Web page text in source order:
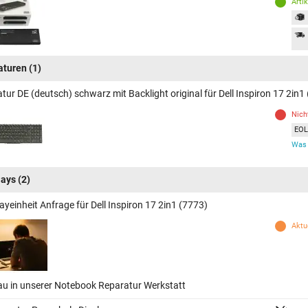
(1)
DE (deutsch) schwarz mit Backlight original für Dell Inspiron 17 2in1
Was
(2)
Anfrage für Dell Inspiron 17 2in1 (7773)
in unserer Notebook Reparatur Werkstatt